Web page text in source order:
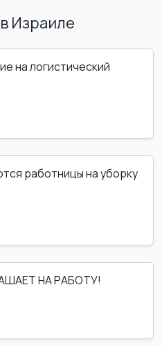
Израиле
на логистический
работницы на уборку
НА РАБОТУ!